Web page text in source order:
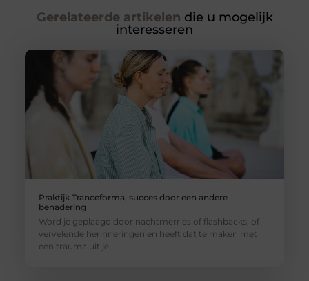
Gerelateerde artikelen die u mogelijk
interesseren
Praktijk Tranceforma, succes door een andere
benadering
Word je geplaagd door nachtmerries of flashbacks, of
vervelende herinneringen en heeft dat te maken met
een trauma uit je